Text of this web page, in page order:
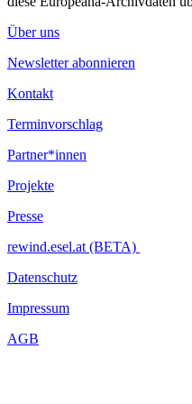
Über uns
Newsletter abonnieren
Kontakt
Terminvorschlag
Partner*innen
Projekte
Presse
rewind.esel.at (BETA)
Datenschutz
Impressum
AGB